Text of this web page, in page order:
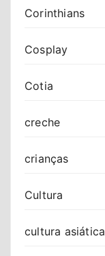
Corinthians
Cosplay
Cotia
creche
crianças
Cultura
cultura asiática